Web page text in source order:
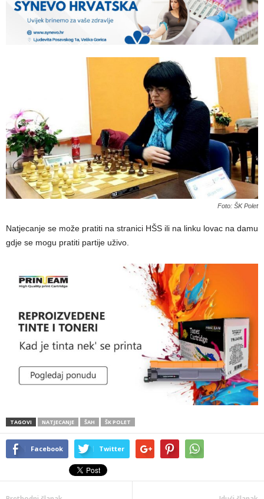
Foto: ŠK Polet
Natjecanje se može pratiti na stranici HŠS ili na linku lovac na damu
gdje se mogu pratiti partije uživo.
TAGOVI NATJECANJE ŠAH ŠK POLET
Facebook Twitter